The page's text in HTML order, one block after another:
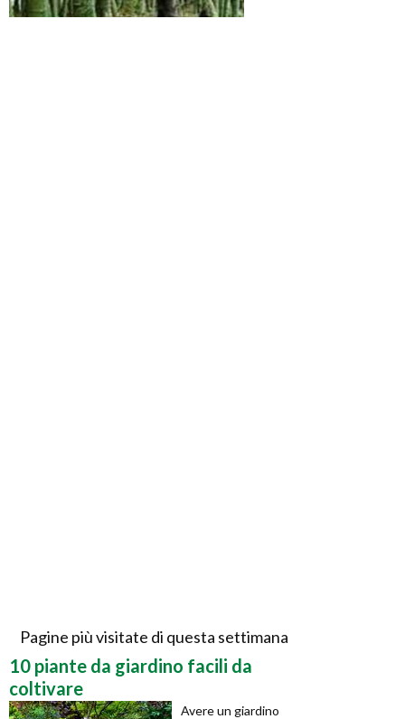
Pagine più visitate di questa settimana
10 piante da giardino facili da
coltivare
Avere un giardino